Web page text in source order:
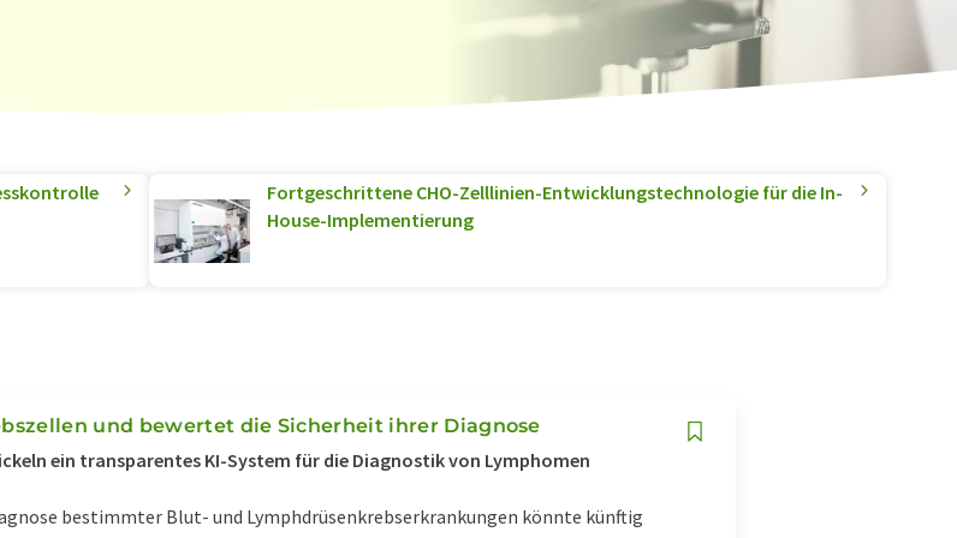
Fortgeschrittene CHO-Zelllinien-Entwicklungstechnologie für die In-
House-Implementierung
und bewertet die Sicherheit ihrer Diagnose
ein transparentes KI-System für die Diagnostik von Lymphomen
bestimmter Blut- und Lymphdrüsenkrebserkrankungen könnte künftig